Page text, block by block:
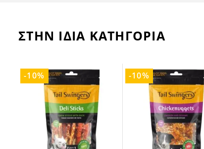
ΣΤΗΝ ΙΔΙΑ ΚΑΤΗΓΟΡΙΑ
-10% -10%